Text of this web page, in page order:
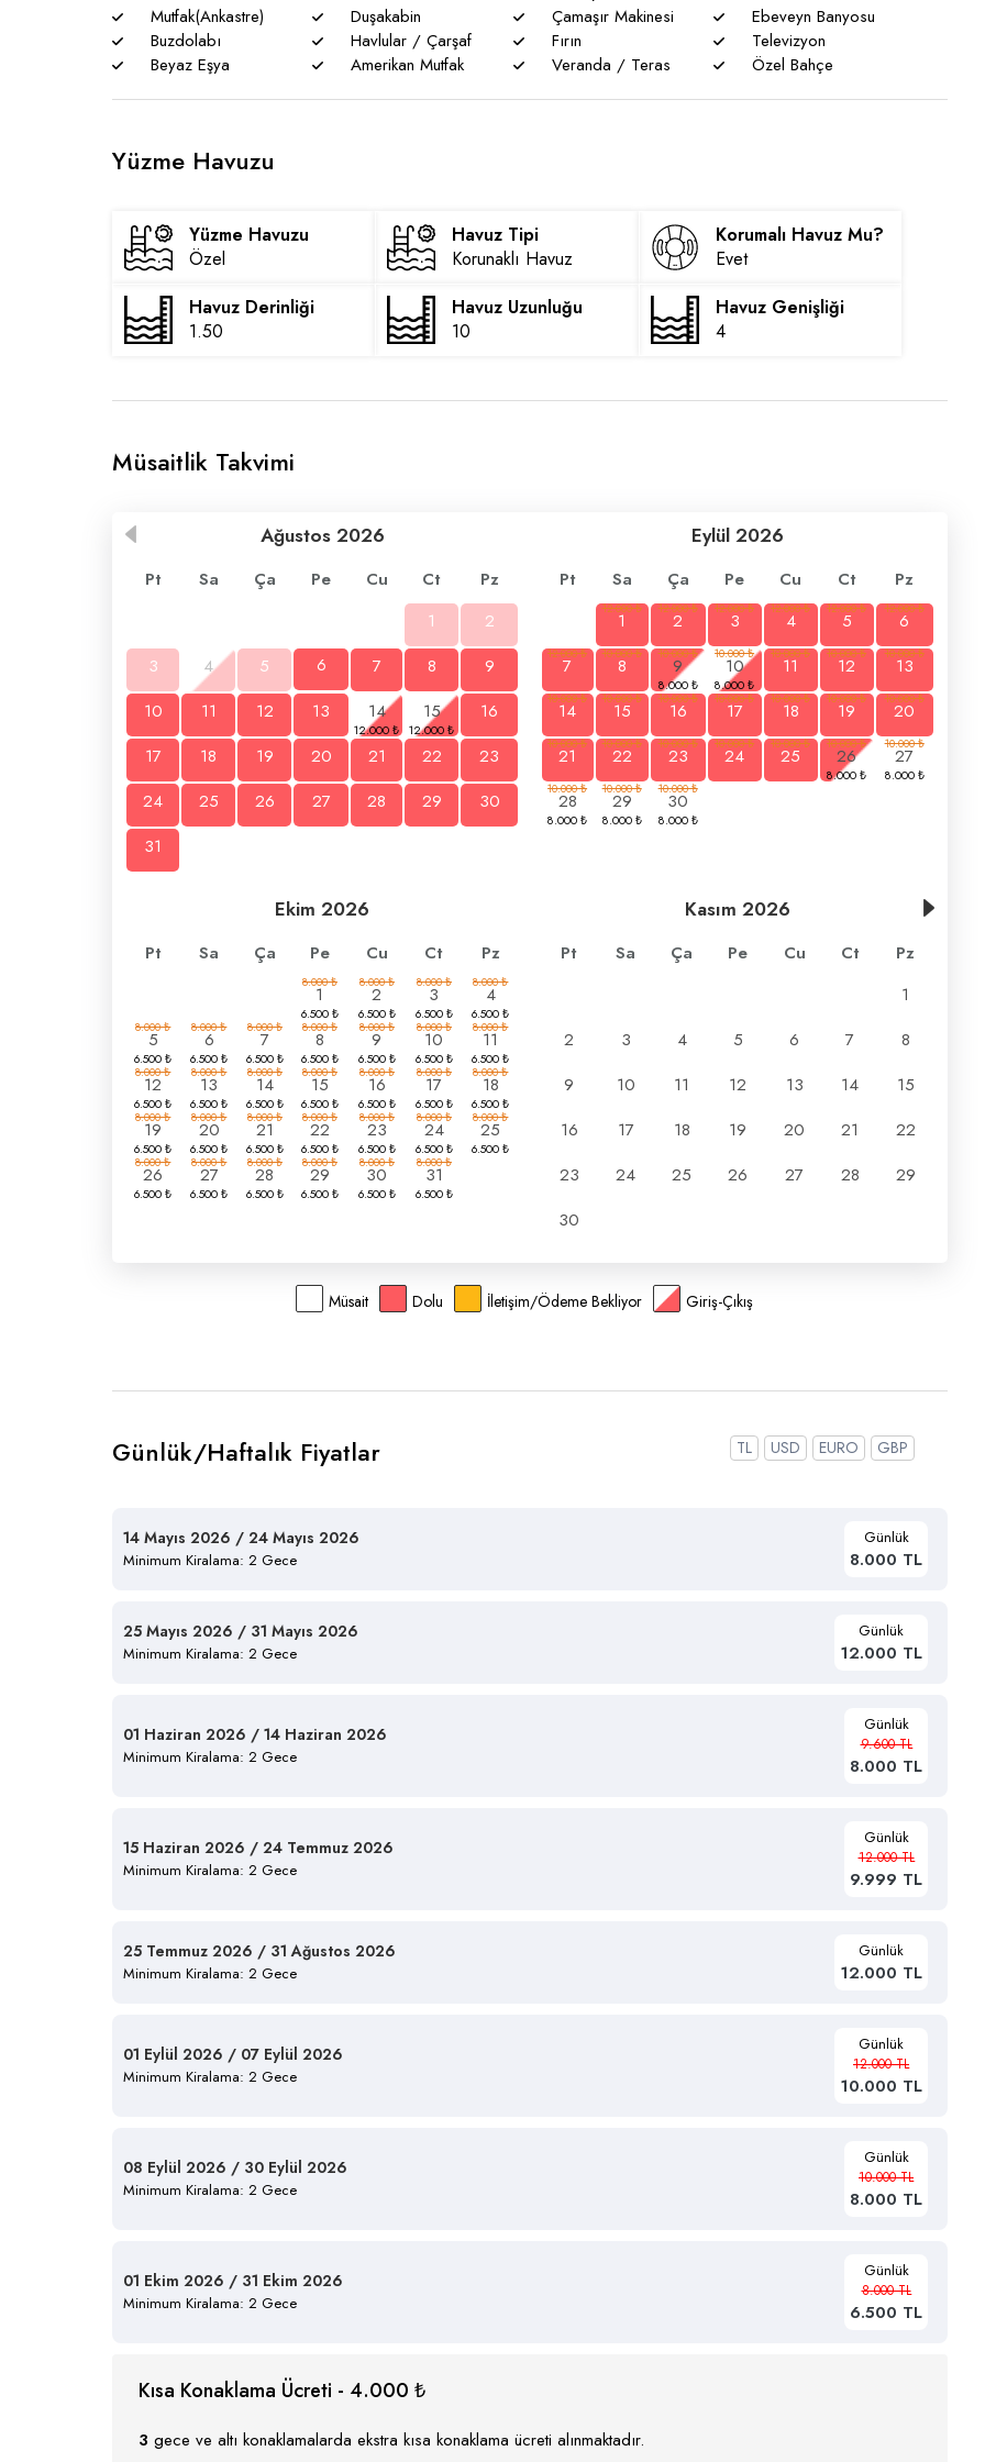
Mutfak(Ankastre)
Duşakabin Çamaşır Makinesi
Ebeveyn Banyosu
Buzdolabı
Havlular / Çarşaf Fırın
Televizyon
Beyaz Eşya
Amerikan Mutfak Veranda / Teras Özel Bahçe
Yüzme Havuzu
Yüzme Havuzu
Özel
Havuz Tipi
Korunaklı Havuz
Korumalı Havuz Mu?
Evet
Havuz Derinliği
1.50
Havuz Uzunluğu
10
Havuz Genişliği
4
Müsaitlik Takvimi
Ağustos 2026
Pt Sa Ça Pe Cu Ct
Pz
1
2
3
4 5 6 7 8
9
10
11 12 13 14 15
16
17
18 19 20 21 22
23
24
25 26 27 28 29
30
31
Eylül 2026
Pt Sa Ça Pe Cu Ct
Pz
1
2 3 4 5
6
7
8 9 10 11 12
13
14
15 16 17 18 19
20
21
22 23 24 25 26
27
28
29 30
Ekim 2026
Pt Sa Ça Pe Cu Ct
Pz
1
2 3
4
5
6 7 8 9 10
11
12
13 14 15 16 17
18
19
20 21 22 23 24
25
26
27 28 29 30 31
Kasım 2026
Pt Sa Ça Pe Cu Ct
Pz
1
2
3 4 5 6 7
8
9
10 11 12 13 14
15
16
17 18 19 20 21
22
23
24 25 26 27 28
29
30
Müsait Dolu İletişim/Ödeme Bekliyor Giriş-Çıkış
Günlük/Haftalık Fiyatlar TL USD EURO GBP
14 Mayıs 2026 / 24 Mayıs 2026
Minimum Kiralama: 2 Gece
Günlük
8.000 TL
25 Mayıs 2026 / 31 Mayıs 2026
Minimum Kiralama: 2 Gece
Günlük
12.000 TL
01 Haziran 2026 / 14 Haziran 2026
Minimum Kiralama: 2 Gece
Günlük
9.600 TL
8.000 TL
15 Haziran 2026 / 24 Temmuz 2026
Minimum Kiralama: 2 Gece
Günlük
12.000 TL
9.999 TL
25 Temmuz 2026 / 31 Ağustos 2026
Minimum Kiralama: 2 Gece
Günlük
12.000 TL
01 Eylül 2026 / 07 Eylül 2026
Minimum Kiralama: 2 Gece
Günlük
12.000 TL
10.000 TL
08 Eylül 2026 / 30 Eylül 2026
Minimum Kiralama: 2 Gece
Günlük
10.000 TL
8.000 TL
01 Ekim 2026 / 31 Ekim 2026
Minimum Kiralama: 2 Gece
Günlük
8.000 TL
6.500 TL
Kısa Konaklama Ücreti - 4.000 ₺
3 gece ve altı konaklamalarda ekstra kısa konaklama ücreti alınmaktadır.